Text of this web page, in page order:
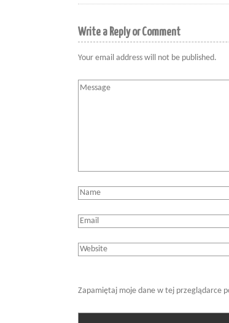
Write a Reply or Comment
Your email address will not be published.
Zapamiętaj moje dane w tej przeglądarce